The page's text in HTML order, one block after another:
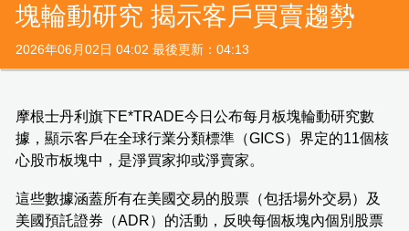
塊輪動研究 揭示客戶買賣趨勢
2026年06月02日 04:02 最後更新：04:13
摩根士丹利旗下E*TRADE今日公布每月板塊輪動研究數
據，顯示客戶在全球行業分類標準（GICS）界定的11個核
心股市板塊中，是淨買家抑或淨賣家。
這些數據涵蓋所有在美國交易的股票（包括場外交易）及
美國預託證券（ADR）的活動，反映每個板塊內個別股票